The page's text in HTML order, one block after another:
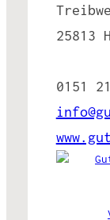
25813
0151